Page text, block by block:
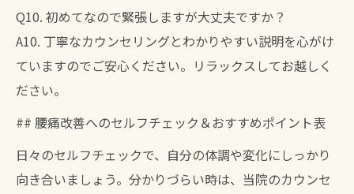
Q10. 初めてなので緊張しますが大丈夫ですか？
A10. 丁寧なカウンセリングとわかりやすい説明を心がけ
ていますのでご安心ください。リラックスしてお越しく
ださい。
## 腰痛改善へのセルフチェック＆おすすめポイント表
日々のセルフチェックで、自分の体調や変化にしっかり
向き合いましょう。分かりづらい時は、当院のカウンセ